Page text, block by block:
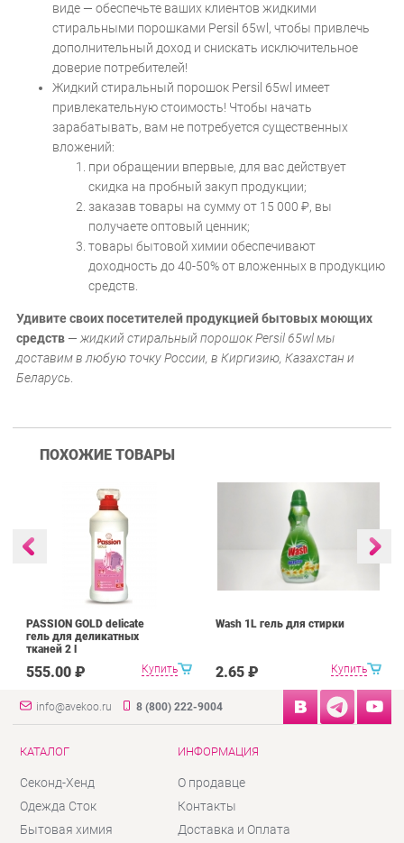
виде — обеспечьте ваших клиентов жидкими
стиральными порошками Persil 65wl, чтобы привлечь
дополнительный доход и снискать исключительное
доверие потребителей!
Жидкий стиральный порошок Persil 65wl имеет
привлекательную стоимость! Чтобы начать
зарабатывать, вам не потребуется существенных
вложений:
при обращении впервые, для вас действует
скидка на пробный закуп продукции;
заказав товары на сумму от 15 000₽, вы
получаете оптовый ценник;
товары бытовой химии обеспечивают
доходность до 40-50% от вложенных в продукцию
средств.
Удивите своих посетителей продукцией бытовых моющих
средств —жидкий стиральный порошок Persil 65wl мы
доставим в любую точку России, в Киргизию, Казахстан и
Беларусь.
ПОХОЖИЕ ТОВАРЫ
Купить
PASSION GOLD delicate
гель для деликатных
тканей 2 l
555.00 ₽ Купить
Wash 1L гель для стирки
2.65 ₽
info@avekoo.ru 8 (800) 222-9004
КАТАЛОГ
Секонд-Хенд
Одежда Сток
Бытовая химия
ИНФОРМАЦИЯ
О продавце
Контакты
Доставка и Оплата